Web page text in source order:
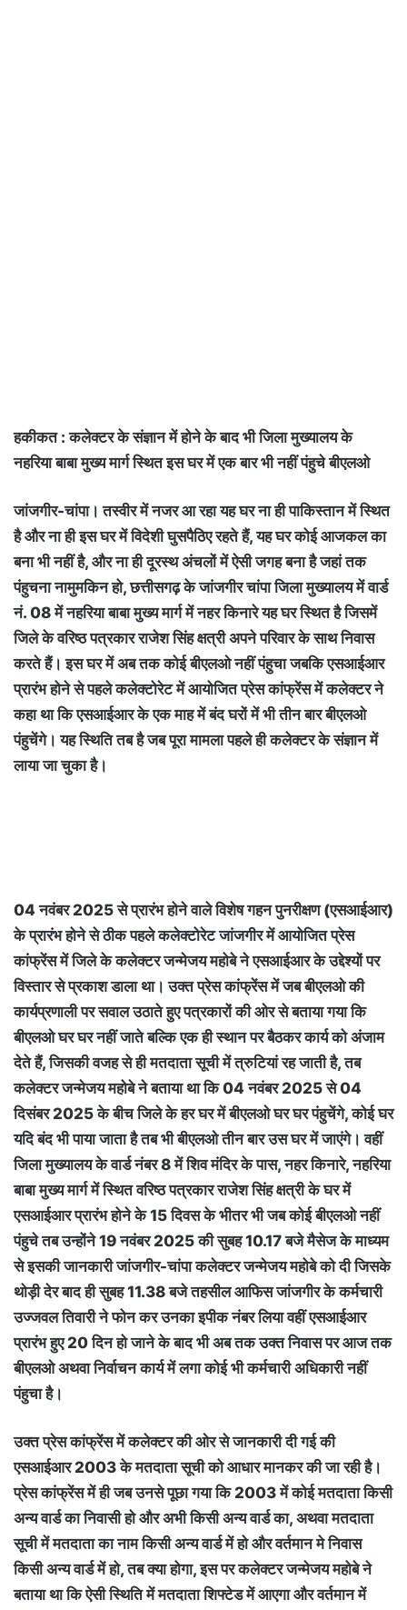
हकीकत : कलेक्टर के संज्ञान में होने के बाद भी जिला मुख्यालय के
नहरिया बाबा मुख्य मार्ग स्थित इस घर में एक बार भी नहीं पंहुचे बीएलओ
जांजगीर-चांपा। तस्वीर में नजर आ रहा यह घर ना ही पाकिस्तान में स्थित
है और ना ही इस घर में विदेशी घुसपैठिए रहते हैं, यह घर कोई आजकल का
बना भी नहीं है, और ना ही दूरस्थ अंचलों में ऐसी जगह बना है जहां तक
पंहुचना नामुमकिन हो, छत्तीसगढ़ के जांजगीर चांपा जिला मुख्यालय में वार्ड
नं. 08 में नहरिया बाबा मुख्य मार्ग में नहर किनारे यह घर स्थित है जिसमें
जिले के वरिष्ठ पत्रकार राजेश सिंह क्षत्री अपने परिवार के साथ निवास
करते हैं। इस घर में अब तक कोई बीएलओ नहीं पंहुचा जबकि एसआईआर
प्रारंभ होने से पहले कलेक्टोरेट में आयोजित प्रेस कांफ्रेंस में कलेक्टर ने
कहा था कि एसआईआर के एक माह में बंद घरों में भी तीन बार बीएलओ
पंहुचेंगे। यह स्थिति तब है जब पूरा मामला पहले ही कलेक्टर के संज्ञान में
लाया जा चुका है।
04 नवंबर 2025 से प्रारंभ होने वाले विशेष गहन पुनरीक्षण (एसआईआर)
के प्रारंभ होने से ठीक पहले कलेक्टोरेट जांजगीर में आयोजित प्रेस
कांफ्रेंस में जिले के कलेक्टर जन्मेजय महोबे ने एसआईआर के उद्देश्यों पर
विस्तार से प्रकाश डाला था। उक्त प्रेस कांफ्रेंस में जब बीएलओ की
कार्यप्रणाली पर सवाल उठाते हुए पत्रकारों की ओर से बताया गया कि
बीएलओ घर घर नहीं जाते बल्कि एक ही स्थान पर बैठकर कार्य को अंजाम
देते हैं, जिसकी वजह से ही मतदाता सूची में त्रुटियां रह जाती है, तब
कलेक्टर जन्मेजय महोबे ने बताया था कि 04 नवंबर 2025 से 04
दिसंबर 2025 के बीच जिले के हर घर में बीएलओ घर घर पंहुचेंगे, कोई घर
यदि बंद भी पाया जाता है तब भी बीएलओ तीन बार उस घर में जाएंगे। वहीं
जिला मुख्यालय के वार्ड नंबर 8 में शिव मंदिर के पास, नहर किनारे, नहरिया
बाबा मुख्य मार्ग में स्थित वरिष्ठ पत्रकार राजेश सिंह क्षत्री के घर में
एसआईआर प्रारंभ होने के 15 दिवस के भीतर भी जब कोई बीएलओ नहीं
पंहुचे तब उन्होंने 19 नवंबर 2025 की सुबह 10.17 बजे मैसेज के माध्यम
से इसकी जानकारी जांजगीर-चांपा कलेक्टर जन्मेजय महोबे को दी जिसके
थोड़ी देर बाद ही सुबह 11.38 बजे तहसील आफिस जांजगीर के कर्मचारी
उज्जवल तिवारी ने फोन कर उनका इपीक नंबर लिया वहीं एसआईआर
प्रारंभ हुए 20 दिन हो जाने के बाद भी अब तक उक्त निवास पर आज तक
बीएलओ अथवा निर्वाचन कार्य में लगा कोई भी कर्मचारी अधिकारी नहीं
पंहुचा है।
उक्त प्रेस कांफ्रेंस में कलेक्टर की ओर से जानकारी दी गई की
एसआईआर 2003 के मतदाता सूची को आधार मानकर की जा रही है।
प्रेस कांफ्रेंस में ही जब उनसे पूछा गया कि 2003 में कोई मतदाता किसी
अन्य वार्ड का निवासी हो और अभी किसी अन्य वार्ड का, अथवा मतदाता
सूची में मतदाता का नाम किसी अन्य वार्ड में हो और वर्तमान मे निवास
किसी अन्य वार्ड में हो, तब क्या होगा, इस पर कलेक्टर जन्मेजय महोबे ने
बताया था कि ऐसी स्थिति में मतदाता शिफ्टेड में आएगा और वर्तमान में